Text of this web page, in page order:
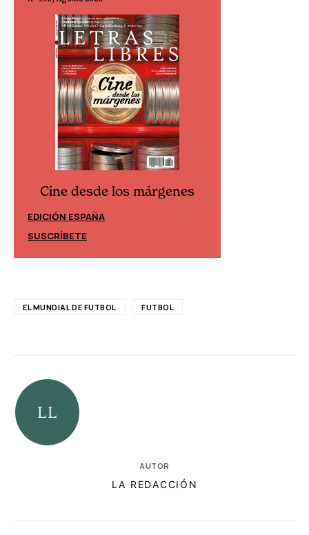
Cine desde los márgenes
EDICIÓN ESPAÑA
SUSCRÍBETE
EL MUNDIAL DE FUTBOL FUTBOL
AUTOR
LA REDACCIÓN